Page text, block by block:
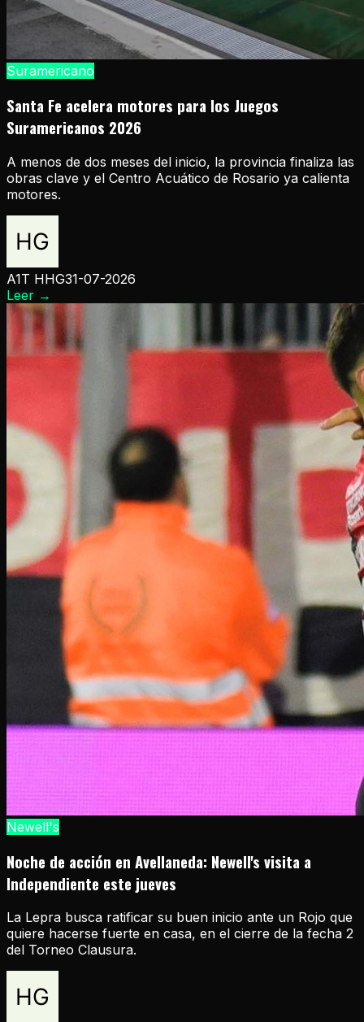
Suramericano
Santa Fe acelera motores para los Juegos
Suramericanos 2026
A menos de dos meses del inicio, la provincia finaliza las
obras clave y el Centro Acuático de Rosario ya calienta
motores.
A1T HHG31-07-2026
Leer →
Newell's
Noche de acción en Avellaneda: Newell's visita a
Independiente este jueves
La Lepra busca ratificar su buen inicio ante un Rojo que
quiere hacerse fuerte en casa, en el cierre de la fecha 2
del Torneo Clausura.